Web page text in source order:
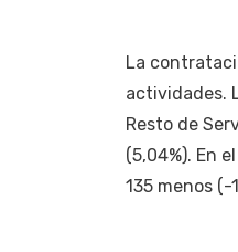
La
actividades.
Resto de
(5,04%). En
135 menos (-